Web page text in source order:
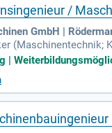
/
GmbH |
(Maschinentechnik;
ist
|